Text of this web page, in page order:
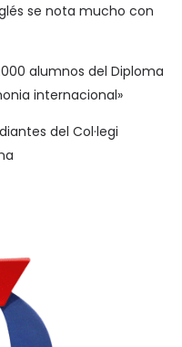
se nota mucho con
alumnos del Diploma
internacional»
del Col·legi